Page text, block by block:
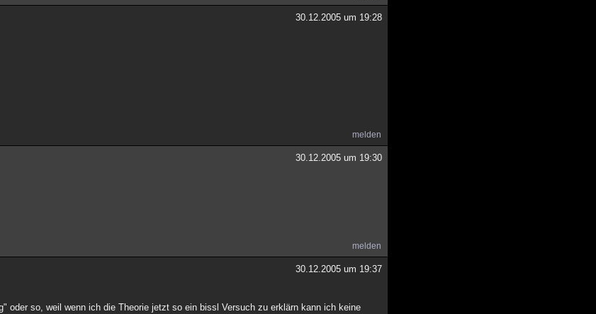
30.12.2005 um 19:28
melden
30.12.2005 um 19:30
melden
30.12.2005 um 19:37
oder so, weil wenn ich die Theorie jetzt so ein bissl Versuch zu erklärn kann ich keine